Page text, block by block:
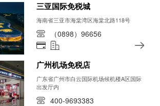
三亚国际免税城
海南省三亚市海棠湾区海棠北路118号
（0898）96656
广州机场免税店
广东省广州市白云国际机场候机楼A区国际
出发厅内
400-9693383